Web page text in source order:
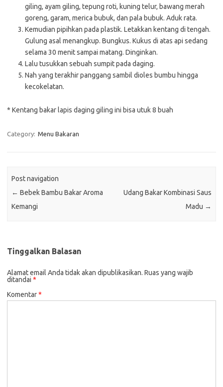
giling, ayam giling, tepung roti, kuning telur, bawang merah
goreng, garam, merica bubuk, dan pala bubuk. Aduk rata.
Kemudian pipihkan pada plastik. Letakkan kentang di tengah.
Gulung asal menangkup. Bungkus. Kukus di atas api sedang
selama 30 menit sampai matang. Dinginkan.
Lalu tusukkan sebuah sumpit pada daging.
Nah yang terakhir panggang sambil dioles bumbu hingga
kecokelatan.
* Kentang bakar lapis daging giling ini bisa utuk 8 buah
Category: Menu Bakaran
Post navigation
← Bebek Bambu Bakar Aroma
Kemangi
Udang Bakar Kombinasi Saus
Madu →
Tinggalkan Balasan
Alamat email Anda tidak akan dipublikasikan. Ruas yang wajib
ditandai *
Komentar*